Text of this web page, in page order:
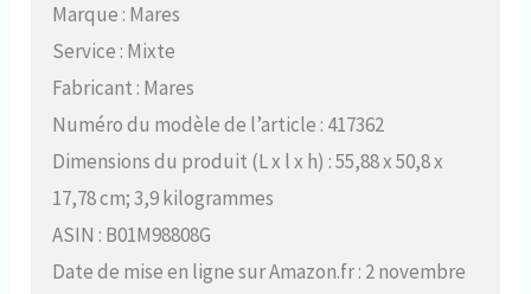
Marque : Mares
Service : Mixte
Fabricant : Mares
Numéro du modèle de l’article : 417362
Dimensions du produit (L x l x h) : 55,88 x 50,8 x
17,78 cm; 3,9 kilogrammes
ASIN : B01M98808G
Date de mise en ligne sur Amazon.fr : 2 novembre